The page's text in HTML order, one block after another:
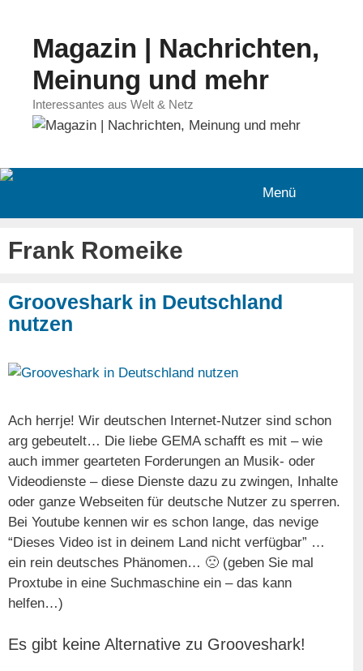
springenMagazin | Nachrichten,
Meinung und mehr
Interessantes aus Welt & Netz
Menü
Frank Romeike
Grooveshark in Deutschland
nutzen
Ach herrje! Wir deutschen Internet-Nutzer sind schon
arg gebeutelt… Die liebe GEMA schafft es mit – wie
auch immer gearteten Forderungen an Musik- oder
Videodienste – diese Dienste dazu zu zwingen, Inhalte
oder ganze Webseiten für deutsche Nutzer zu sperren.
Bei Youtube kennen wir es schon lange, das nevige
“Dieses Video ist in deinem Land nicht verfügbar” …
ein rein deutsches Phänomen… 🙁 (geben Sie mal
Proxtube in eine Suchmaschine ein – das kann
helfen…)
Es gibt keine Alternative zu Grooveshark!